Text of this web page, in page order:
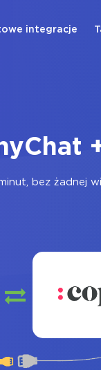
integracje
bez żadnej